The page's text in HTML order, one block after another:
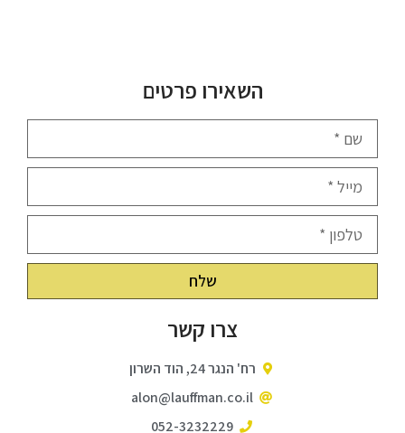
צרו קשר
רח' הנגר 24, הוד השרון
alon@lauffman.co.il
052-3232229
השאירו פרטים
שלח